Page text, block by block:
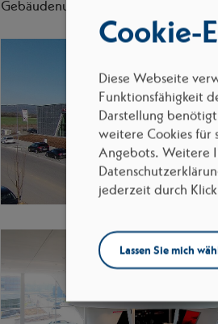
Gebäudenutzung zu genügen.
Cookie-
Diese Webseite
Funktionsfähigkeit
Darstellung
weitere Cookies für
Angebots. Weitere
jederzeit durch
Lassen Sie mich